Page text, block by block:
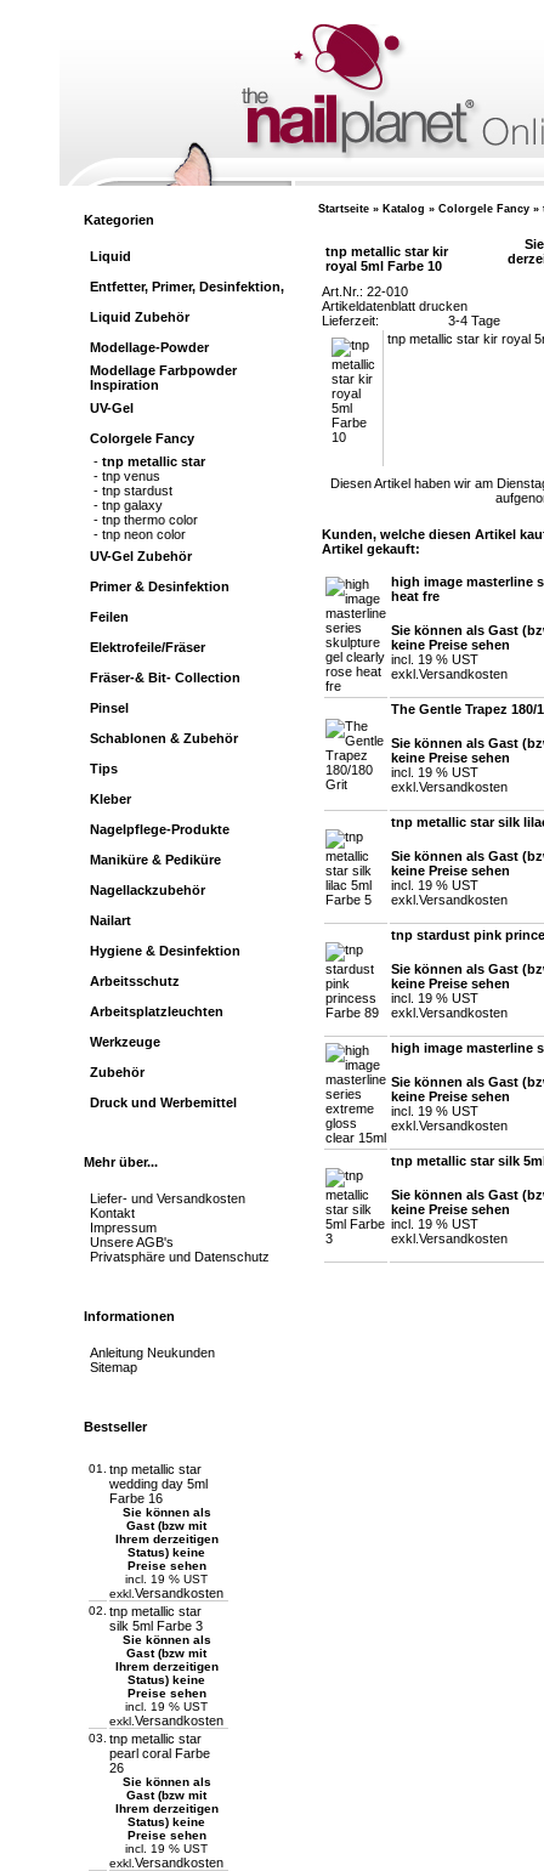
Kategorien
Liquid
Entfetter, Primer, Desinfektion,
Liquid Zubehör
Modellage-Powder
Modellage Farbpowder
Inspiration
UV-Gel
Colorgele Fancy
- tnp metallic star
- tnp venus
- tnp stardust
- tnp galaxy
- tnp thermo color
- tnp neon color
UV-Gel Zubehör
Primer & Desinfektion
Feilen
Elektrofeile/Fräser
Fräser-& Bit- Collection
Pinsel
Schablonen & Zubehör
Tips
Kleber
Nagelpflege-Produkte
Maniküre & Pediküre
Nagellackzubehör
Nailart
Hygiene & Desinfektion
Arbeitsschutz
Arbeitsplatzleuchten
Werkzeuge
Zubehör
Druck und Werbemittel
Mehr über...
Liefer- und Versandkosten
Kontakt
Impressum
Unsere AGB's
Privatsphäre und Datenschutz
Informationen
Anleitung Neukunden
Sitemap
Bestseller
01.
tnp metallic star
wedding day 5ml
Farbe 16
Sie können als
Gast (bzw mit
Ihrem derzeitigen
Status) keine
Preise sehen
incl. 19 % UST
exkl. Versandkosten
02. tnp metallic star
silk 5ml Farbe 3
Sie können als
Gast (bzw mit
Ihrem derzeitigen
Status) keine
Preise sehen
incl. 19 % UST
exkl. Versandkosten
03. tnp metallic star
pearl coral Farbe
26
Sie können als
Gast (bzw mit
Ihrem derzeitigen
Status) keine
Preise sehen
incl. 19 % UST
exkl. Versandkosten
Startseite » Katalog » Colorgele Fancy »
tnp metallic star kir
royal 5ml Farbe 10
Art.Nr.: 22-010
Artikeldatenblatt drucken
Lieferzeit:
3-4 Tage
tnp metallic star kir royal
Diesen Artikel haben wir am
Kunden, welche diesen Artikel
Artikel gekauft:
high image masterline
heat fre
Sie können als Gast
keine Preise sehen
incl. 19 % UST
exkl. Versandkosten
The Gentle Trapez 180/
Sie können als Gast
keine Preise sehen
incl. 19 % UST
exkl. Versandkosten
tnp metallic star silk
Sie können als Gast
keine Preise sehen
incl. 19 % UST
exkl. Versandkosten
tnp stardust pink
Sie können als Gast
keine Preise sehen
incl. 19 % UST
exkl. Versandkosten
high image masterline
Sie können als Gast
keine Preise sehen
incl. 19 % UST
exkl. Versandkosten
tnp metallic star silk
Sie können als Gast
keine Preise sehen
incl. 19 % UST
exkl. Versandkosten